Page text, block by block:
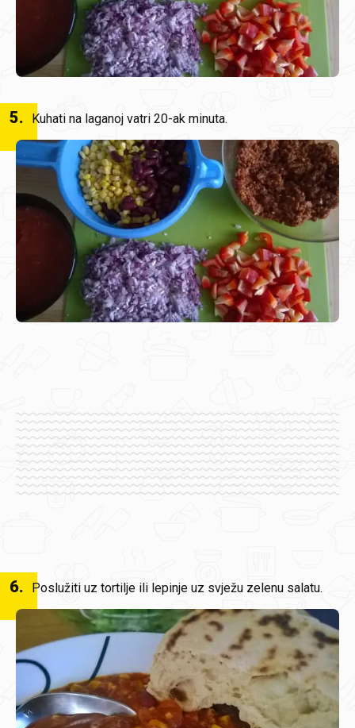
5. Kuhati na laganoj vatri 20-ak minuta.
6. Poslužiti uz tortilje ili lepinje uz svježu zelenu salatu.